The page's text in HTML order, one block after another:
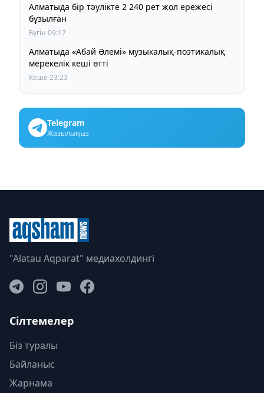
Алматыда бір тәулікте 2 240 рет жол ережесі
бұзылған
Бүгін 09:17
Алматыда «Абай Әлемі» музыкалық-поэтикалық
мерекелік кеші өтті
Кеше 23:23
Telegram
Жазылыңыз
"Alatau Aqparat" медиахолдингі
Сілтемелер
Біз туралы
Байланыс
Жарнама